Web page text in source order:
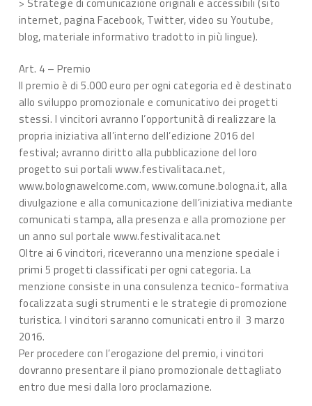
internet, pagina Facebook, Twitter, video su Youtube,
blog, materiale informativo tradotto in più lingue).
Art. 4 – Premio
Il premio è di 5.000 euro per ogni categoria ed è destinato
allo sviluppo promozionale e comunicativo dei progetti
stessi. I vincitori avranno l’opportunità di realizzare la
propria iniziativa all’interno dell’edizione 2016 del
festival; avranno diritto alla pubblicazione del loro
progetto sui portali www.festivalitaca.net,
www.bolognawelcome.com, www.comune.bologna.it, alla
divulgazione e alla comunicazione dell’iniziativa mediante
comunicati stampa, alla presenza e alla promozione per
un anno sul portale www.festivalitaca.net
Oltre ai 6 vincitori, riceveranno una menzione speciale i
primi 5 progetti classificati per ogni categoria. La
menzione consiste in una consulenza tecnico-formativa
focalizzata sugli strumenti e le strategie di promozione
turistica. I vincitori saranno comunicati entro il 3 marzo
2016.
Per procedere con l’erogazione del premio, i vincitori
dovranno presentare il piano promozionale dettagliato
entro due mesi dalla loro proclamazione.